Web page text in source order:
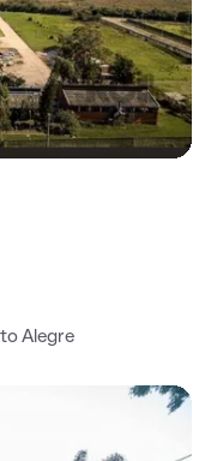
Alegre